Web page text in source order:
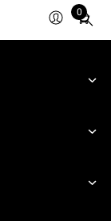
0
Total
items
cart: